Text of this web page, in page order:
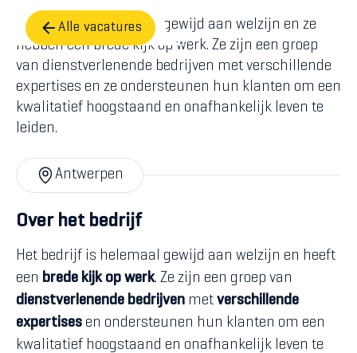
Alle vacatures
Het bedrijf is helemaal gewijd aan welzijn en ze
hebben een brede kijk op werk. Ze zijn een groep
van dienstverlenende bedrijven met verschillende
expertises en ze ondersteunen hun klanten om een
kwalitatief hoogstaand en onafhankelijk leven te
leiden.
Antwerpen
Over het bedrijf
Het bedrijf is helemaal gewijd aan welzijn en heeft
een brede kijk op werk. Ze zijn een groep van
dienstverlenende bedrijven met verschillende
expertises en ondersteunen hun klanten om een
kwalitatief hoogstaand en onafhankelijk leven te